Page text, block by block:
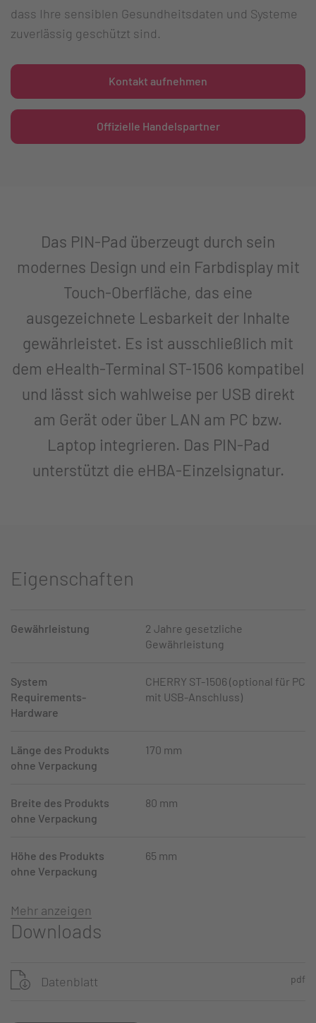
dass Ihre sensiblen Gesundheitsdaten und Systeme
zuverlässig geschützt sind.
Kontakt aufnehmen
Offizielle Handelspartner
Das PIN-Pad überzeugt durch sein
modernes Design und ein Farbdisplay mit
Touch-Oberfläche, das eine
ausgezeichnete Lesbarkeit der Inhalte
gewährleistet. Es ist ausschließlich mit
dem eHealth-Terminal ST-1506 kompatibel
und lässt sich wahlweise per USB direkt
am Gerät oder über LAN am PC bzw.
Laptop integrieren. Das PIN-Pad
unterstützt die eHBA-Einzelsignatur.
Eigenschaften
Gewährleistung
2 Jahre gesetzliche
Gewährleistung
System
Requirements-
Hardware
CHERRY ST-1506 (optional für PC
mit USB-Anschluss)
Länge des Produkts
ohne Verpackung
170 mm
Breite des Produkts
ohne Verpackung
80 mm
Höhe des Produkts
ohne Verpackung
65 mm
Mehr anzeigen
Downloads
Datenblatt pdf